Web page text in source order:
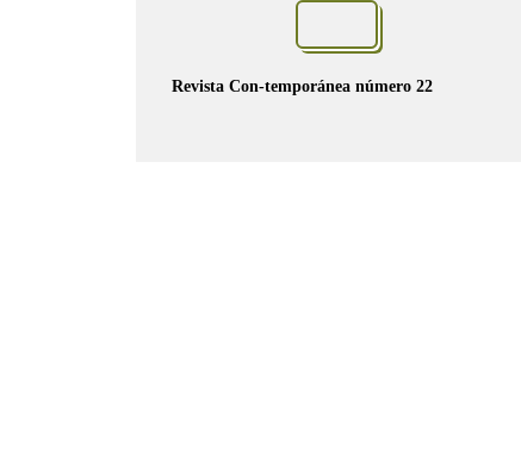
Revista Con-temporánea número 22